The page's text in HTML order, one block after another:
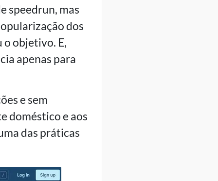
speedrun, mas
dos
o objetivo. E,
apenas para
e sem
doméstico e aos
das práticas